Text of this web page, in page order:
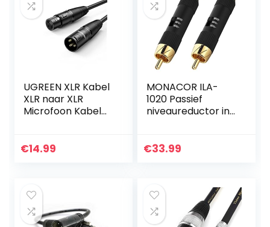
UGREEN XLR Kabel
XLR naar XLR
Microfoon Kabel
Luidspreker Mixer
€14.99
MONACOR ILA-
1020 Passief
niveaureductor in
vergulde
€33.99